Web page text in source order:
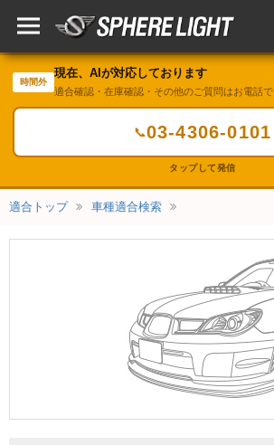
時間外
現在、AIが対応しております
適合確認・在庫確認・その他のご質問はお電話で
📞03-4306-0101
タップして発信
適合トップ 車種適合検索